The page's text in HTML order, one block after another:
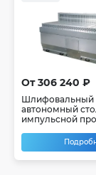
От 306 240 ₽
Шлифовальный
автономный
импульсной